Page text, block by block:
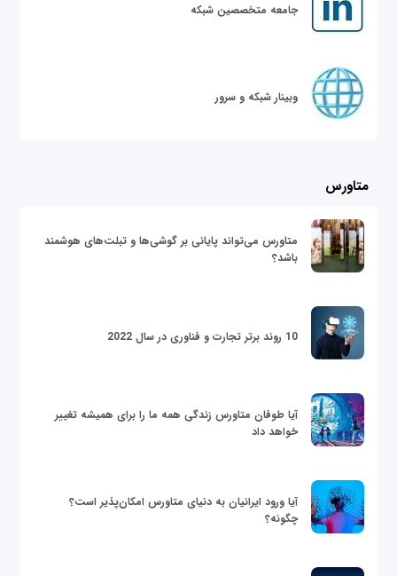
جامعه متخصصین شبکه
وبینار شبکه و سرور
متاورس
متاورس می‌تواند پایانی بر گوشی‌ها و تبلت‌های هوشمند
باشد؟
10 روند برتر تجارت و فناوری در سال 2022
آیا طوفان متاورس زندگی همه ما را برای همیشه تغییر
خواهد داد
آیا ورود ایرانیان به دنیای متاورس امکان‌پذیر است؟
چگونه؟